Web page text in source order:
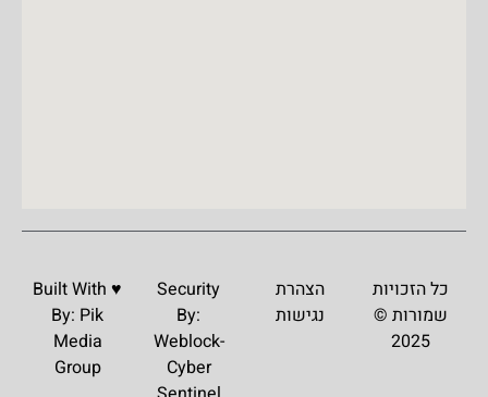
כל הזכויות
שמורות ©
2025
הצהרת
נגישות
Security
By:
Weblock-
Cyber
Built With ♥️
By: Pik
Media
Group